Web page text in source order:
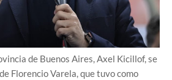
de Buenos Aires, Axel Kicillof, se
Florencio Varela, que tuvo como